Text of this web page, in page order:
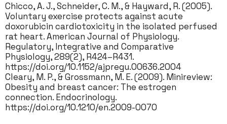
Chicco, A. J., Schneider, C. M., & Hayward, R. (2005).
Voluntary exercise protects against acute
doxorubicin cardiotoxicity in the isolated perfused
rat heart. American Journal of Physiology.
Regulatory, Integrative and Comparative
Physiology, 289(2), R424–R431.
https://doi.org/10.1152/ajpregu.00636.2004
Cleary, M. P., & Grossmann, M. E. (2009). Minireview:
Obesity and breast cancer: The estrogen
connection. Endocrinology.
https://doi.org/10.1210/en.2009-0070